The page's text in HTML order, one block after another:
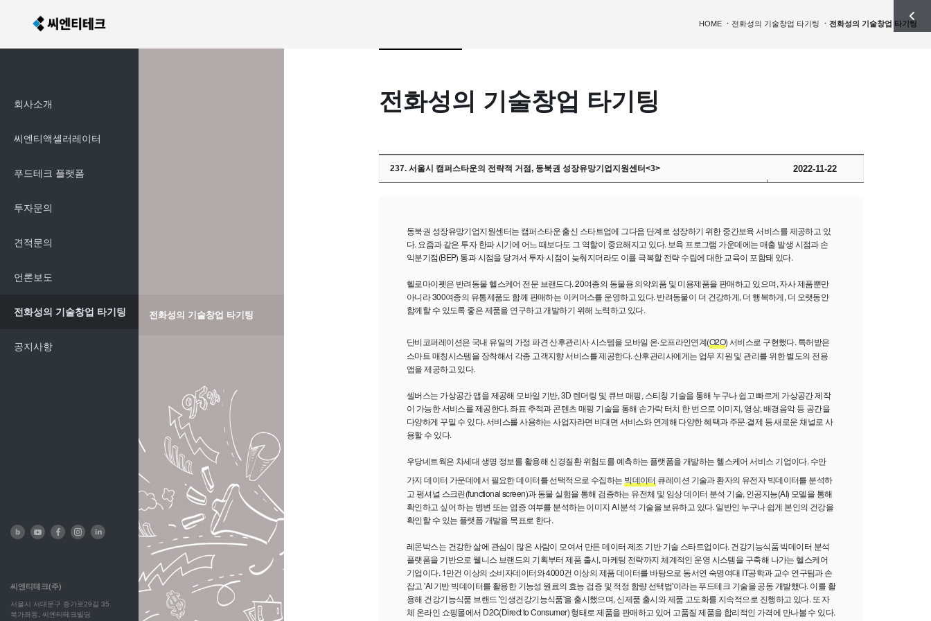
회사소개
씨엔티액셀러레이터
푸드테크 플랫폼
투자문의
견적문의
언론보도
전화성의 기술창업 타기팅 전화성의 기술창업 타기팅
공지사항
HOME 전화성의 기술창업 타기팅 전화성의 기술창업 타기팅
전화성의 기술창업 타기팅
237. 서울시 캠퍼스타운의 전략적 거점, 동북권 성장유망기업지원센터<3> 2022-11-22
동북권 성장유망기업지원센터는 캠퍼스타운 출신 스타트업에 그다음 단계로 성장하기 위한 중간보육 서비스를 제공하고 있
다. 요즘과 같은 투자 한파 시기에 어느 때보다도 그 역할이 중요해지고 있다. 보육 프로그램 가운데에는 매출 발생 시점과 손
익분기점(BEP) 통과 시점을 당겨서 투자 시점이 늦춰지더라도 이를 극복할 전략 수립에 대한 교육이 포함돼 있다.
헬로마이펫은 반려동물 헬스케어 전문 브랜드다. 20여종의 동물용 의약외품 및 미용제품을 판매하고 있으며, 자사 제품뿐만
아니라 300여종의 유통제품도 함께 판매하는 이커머스를 운영하고 있다. 반려동물이 더 건강하게, 더 행복하게, 더 오랫동안
함께할 수 있도록 좋은 제품을 연구하고 개발하기 위해 노력하고 있다.
단비코퍼레이션은 국내 유일의 가정 파견 산후관리사 시스템을 모바일 온·오프라인연계(O2O) 서비스로 구현했다. 특허받은
스마트 매칭시스템을 장착해서 각종 고객지향 서비스를 제공한다. 산후관리사에게는 업무 지원 및 관리를 위한 별도의 전용
앱을 제공하고 있다.
셀버스는 가상공간 앱을 제공해 모바일 기반, 3D 렌더링 및 큐브 매핑, 스티칭 기술을 통해 누구나 쉽고 빠르게 가상공간 제작
이 가능한 서비스를 제공한다. 좌표 추적과 콘텐츠 매핑 기술을 통해 손가락 터치 한 번으로 이미지, 영상, 배경음악 등 공간을
다양하게 꾸밀 수 있다. 서비스를 사용하는 사업자라면 비대면 서비스와 연계해 다양한 혜택과 주문·결제 등 새로운 채널로 사
용할 수 있다.
우당네트웍은 차세대 생명 정보를 활용해 신경질환 위험도를 예측하는 플랫폼을 개발하는 헬스케어 서비스 기업이다. 수만
가지 데이터 가운데에서 필요한 데이터를 선택적으로 수집하는 빅데이터 큐레이션 기술과 환자의 유전자 빅데이터를 분석하
고 펑셔널 스크린(functional screen)과 동물 실험을 통해 검증하는 유전체 및 임상 데이터 분석 기술, 인공지능(AI) 모델을 통해
확인하고 싶어 하는 병변 또는 염증 여부를 분석하는 이미지 AI 분석 기술을 보유하고 있다. 일반인 누구나 쉽게 본인의 건강을
확인할 수 있는 플랫폼 개발을 목표로 한다.
레몬박스는 건강한 삶에 관심이 많은 사람이 모여서 만든 데이터·제조 기반 기술 스타트업이다. 건강기능식품 빅데이터 분석
플랫폼을 기반으로 웰니스 브랜드의 기획부터 제품 출시, 마케팅 전략까지 체계적인 운영 시스템을 구축해 나가는 헬스케어
기업이다. 1만건 이상의 소비자데이터와 4000건 이상의 제품 데이터를 바탕으로 동서연 숙명여대 IT공학과 교수 연구팀과 손
잡고 'AI 기반 빅데이터를 활용한 기능성 원료의 효능 검증 및 적정 함량 선택법'이라는 푸드테크 기술을 공동 개발했다. 이를 활
용해 건강기능식품 브랜드 '인생건강기능식품'을 출시했으며, 신제품 출시와 제품 고도화를 지속적으로 진행하고 있다. 또 자
체 온라인 쇼핑몰에서 D2C(Direct to Consumer) 형태로 제품을 판매하고 있어 고품질 제품을 합리적인 가격에 만나볼 수 있다.
씨엔티테크(주)
서울시 서대문구 증가로29길 35
북가좌동, 씨엔티테크빌딩